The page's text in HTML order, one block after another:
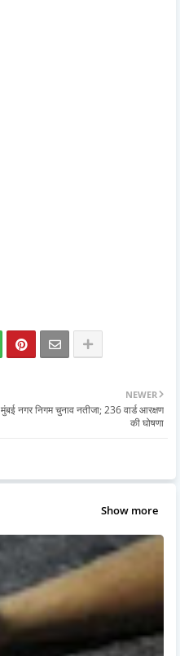
NEWER
मुंबई नगर निगम चुनाव नतीजा; 236 वार्ड आरक्षण
की घोषणा
Show more